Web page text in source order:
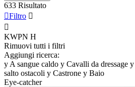
633 Risultato
Filtro 

KWPN H
Rimuovi tutti i filtri
Aggiungi ricerca:
y A sangue caldo y Cavalli da dressage y
salto ostacoli y Castrone y Baio
Eye-catcher